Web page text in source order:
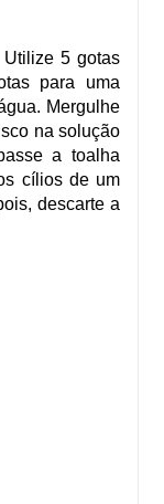
Utilize 5 gotas
para uma
Mergulhe
na solução
a toalha
cílios de um
descarte a